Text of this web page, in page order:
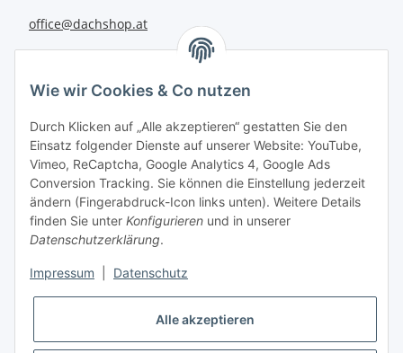
office@dachshop.at
Informationen
Sie haben Fragen zu
+43 732 67 37 27
Wie wir Cookies & Co nutzen
Durch Klicken auf „Alle akzeptieren“ gestatten Sie den
Einsatz folgender Dienste auf unserer Website: YouTube,
Vimeo, ReCaptcha, Google Analytics 4, Google Ads
Conversion Tracking. Sie können die Einstellung jederzeit
ändern (Fingerabdruck-Icon links unten). Weitere Details
finden Sie unter Konfigurieren und in unserer
Datenschutzerklärung.
Impressum Datenschutz
Alle akzeptieren